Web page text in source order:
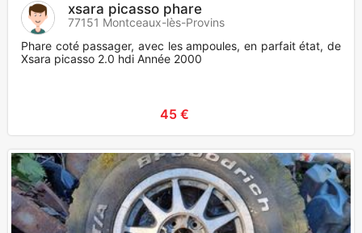
xsara picasso phare
77151 Montceaux-lès-Provins
Phare coté passager, avec les ampoules, en parfait état, de
Xsara picasso 2.0 hdi Année 2000
45 €